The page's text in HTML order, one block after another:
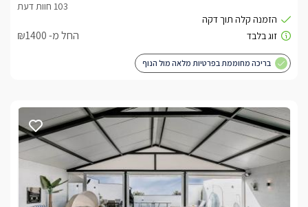
תהנו מאירוח פנים חורפי מפנק, מצעים יוקרתיים, משקאות חמים,
לינה + בקבוק יין משובח, שוקולדים, עוגיות, מיץ טבעי, ערכת
קפה, חלוקי רחצה, נעלי ספא, מגבות רחצה איכותיות, מגבות פנים
תשלום ובתיאום מול המארח .
החל מ- ₪1400
בריכה מחוממת בפרטיות מלאה מול הנוף